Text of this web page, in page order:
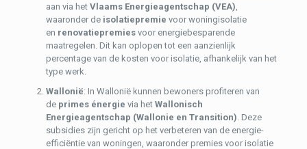
aan via het Vlaams Energieagentschap (VEA)
waaronder de isolatiepremie voor woningisolatie
en renovatiepremiesvoor energiebesparende
maatregelen. Dit kan oplopen tot een aanzienlijk
percentage van de kosten voor isolatie, afhankelijk van het
type werk.
Wallonië: In Wallonië kunnen bewoners profiteren van
de primes énergie via het Wallonisch
Energieagentschap (Wallonie en Transition) . Deze
subsidies zijn gericht op het verbeteren van de energie-
efficiëntie van woningen, waaronder premies voor isolatie